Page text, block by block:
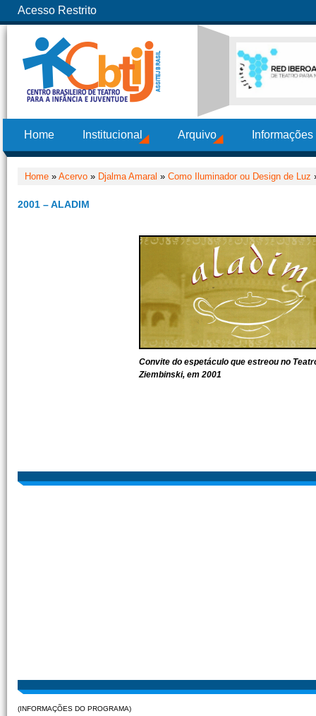
Acesso Restrito
Home Institucional Arquivo
Home » Acervo » Djalma Amaral » Como Iluminador ou Design de Luz
2001 – ALADIM
Convite do espetáculo que estreou no
Ziembinski, em 2001
(INFORMAÇÕES DO PROGRAMA)